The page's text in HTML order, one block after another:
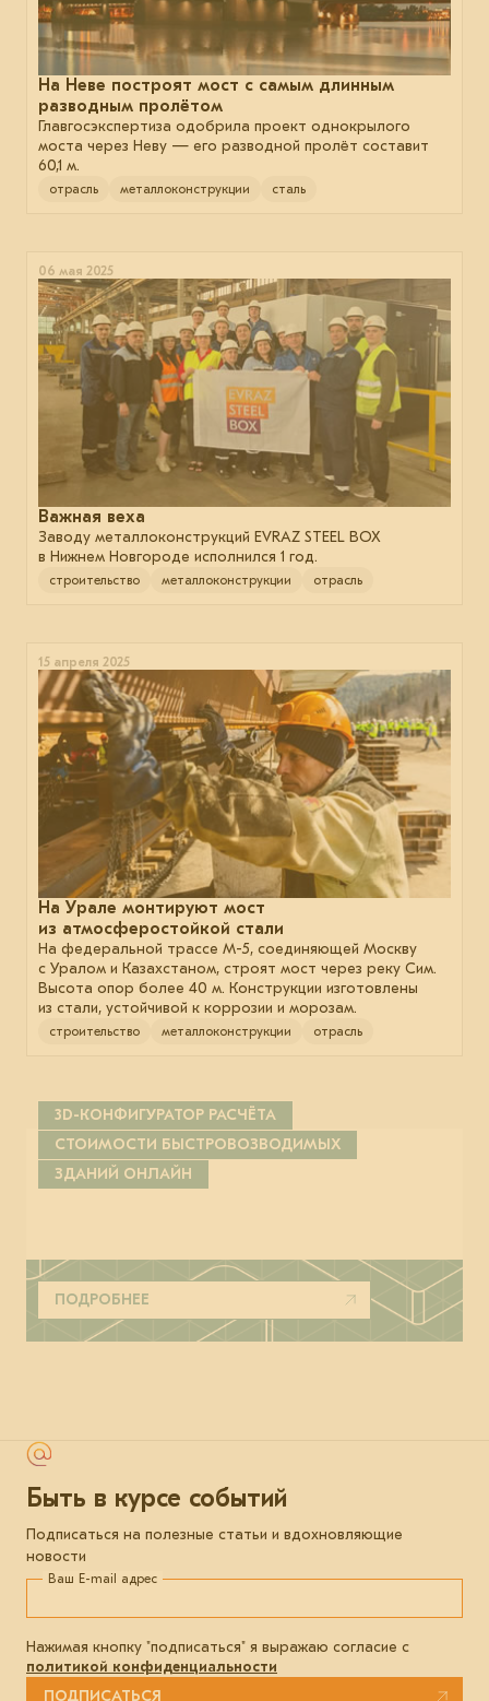
На Неве построят мост с самым длинным
разводным пролётом
Главгосэкспертиза одобрила проект однокрылого
моста через Неву — его разводной пролёт составит
60,1 м.
отрасль металлоконструкции сталь
06 мая 2025
Важная веха
Заводу металлоконструкций EVRAZ STEEL BOX
в Нижнем Новгороде исполнился 1 год.
строительство металлоконструкции отрасль
15 апреля 2025
На Урале монтируют мост
из атмосферостойкой стали
На федеральной трассе М-5, соединяющей Москву
с Уралом и Казахстаном, строят мост через реку Сим.
Высота опор более 40 м. Конструкции изготовлены
из стали, устойчивой к коррозии и морозам.
строительство металлоконструкции отрасль
3D-КОНФИГУРАТОР РАСЧЁТА
СТОИМОСТИ БЫСТРОВОЗВОДИМЫХ
ЗДАНИЙ ОНЛАЙН
ПОДРОБНЕЕ
Быть в курсе событий
Подписаться на полезные статьи и вдохновляющие
новости
Ваш E-mail адрес
Нажимая кнопку "подписаться" я выражаю согласие с
политикой конфиденциальности
ПОДПИСАТЬСЯ